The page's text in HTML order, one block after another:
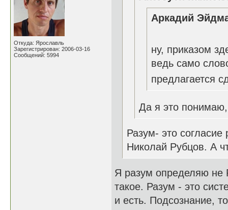
Откуда: Ярославль
Зарегистрирован: 2006-03-16
Сообщений: 5994
Аркадий
ну, приказом
ведь само
предлагается
Да я это
Разум- это
Николай Рубцов. А
Я разум определяю не
такое. Разум - это
и есть. Подсознание,